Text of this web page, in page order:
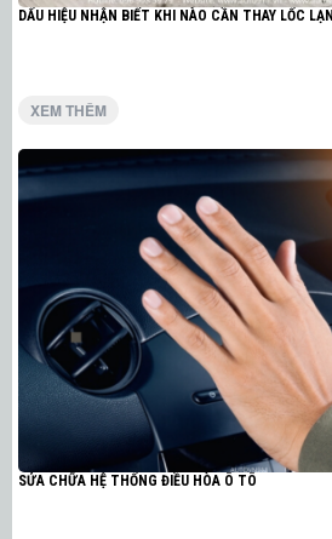
DẤU HIỆU NHẬN BIẾT KHI NÀO CẦN THAY LỐC
XEM THÊM
SỬA CHỮA HỆ THỐNG ĐIỀU HÒA Ô TÔ